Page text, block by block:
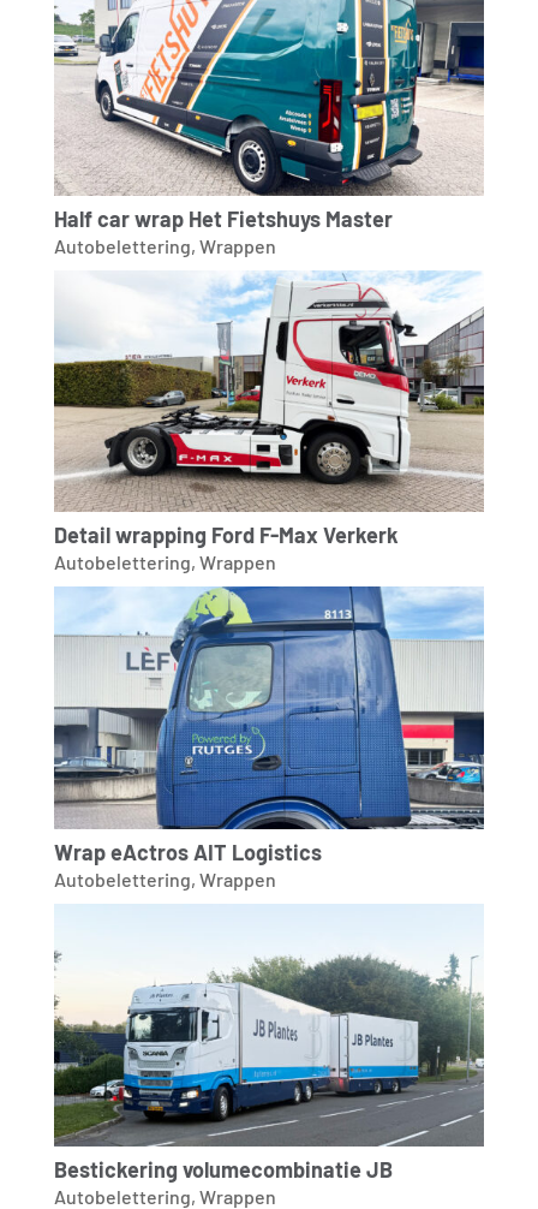
Half car wrap Het Fietshuys Master
Autobelettering, Wrappen
Detail wrapping Ford F-Max Verkerk
Autobelettering, Wrappen
Wrap eActros AIT Logistics
Autobelettering, Wrappen
Bestickering volumecombinatie JB
Autobelettering, Wrappen